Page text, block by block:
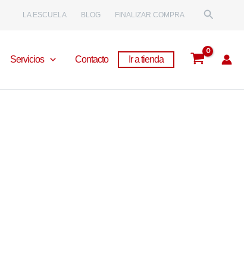
LA ESCUELA BLOG FINALIZAR COMPRA Buscar
Servicios Contacto Ir a tienda